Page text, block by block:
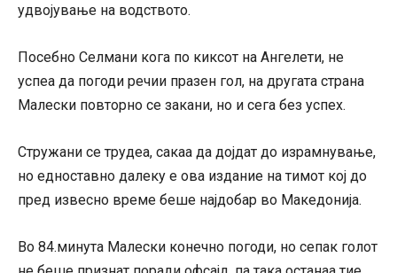
удвојување на водството.
Посебно Селмани кога по киксот на Ангелети, не
успеа да погоди речии празен гол, на другата страна
Малески повторно се закани, но и сега без успех.
Стружани се трудеа, сакаа да дојдат до израмнување,
но едноставно далеку е ова издание на тимот кој до
пред извесно време беше најдобар во Македонија.
Во 84.минута Малески конечно погоди, но сепак голот